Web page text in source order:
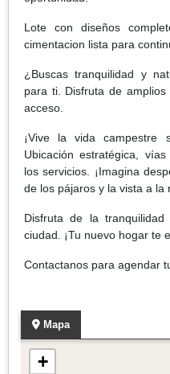
Lote con diseños
cimentacion lista para
¿Buscas tranquilidad y
para ti. Disfruta de
acceso.
¡Vive la vida campestre
Ubicación estratégica,
los servicios. ¡Imagina
de los pájaros y la vista a la
Disfruta de la
ciudad. ¡Tu nuevo hogar te
Contactanos para agendar
Mapa
+